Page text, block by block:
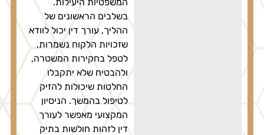
בשלבים הראשונים של
ההליך, עורך דין יכול לוודא
שזכויות הלקוח נשמרות,
לטפל בחקירות המשטרה,
ולהבטיח שלא יתקבלו
החלטות שיכולות להזיק
לטיפול בהמשך. הניסיון
המקצועי מאפשר לעורך
דין לזהות חולשות בתיק